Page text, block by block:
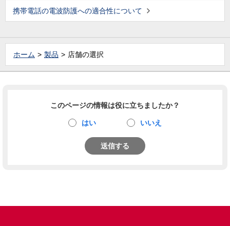
携帯電話の電波防護への適合性について
ホーム 製品 店舗の選択
このページの情報は役に立ちましたか？
はい いいえ
送信する